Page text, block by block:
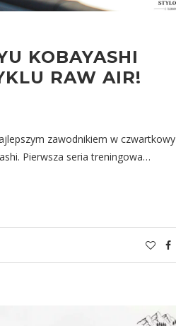
KOBAYASHI
RAW AIR!
zawodnikiem w czwartkowy
Pierwsza seria treningowa…